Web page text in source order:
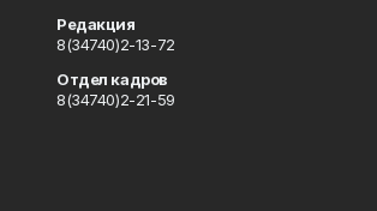
Редакция
8(34740)2-13-72
Отдел кадров
8(34740)2-21-59